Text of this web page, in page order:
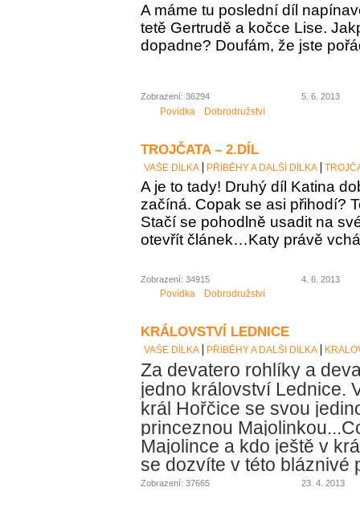
A máme tu poslední díl
tetě Gertrudě a kočce Lise.
dopadne? Doufám, že jste
Zobrazení: 36294 5. 6. 2013
Povídka Dobrodružství
TROJČATA – 2.DÍL
VAŠE DÍLKA PŘÍBĚHY A DALŠÍ DÍLKA
A je to tady! Druhý díl Katina
začíná. Copak se asi přihodí?
Stačí se pohodlně usadit na
otevřít článek…Katy právě
Zobrazení: 34915 4. 6. 2013
Povídka Dobrodružství
KRÁLOVSTVÍ LEDNICE
VAŠE DÍLKA PŘÍBĚHY A DALŠÍ DÍLKA
Za devatero rohlíky a
jedno království Lednice.
král Hořčice se svou
princeznou Majolinkou...
Majolince a kdo ještě v
se dozvíte v této bláznivé
Zobrazení: 37665 23. 4. 2013